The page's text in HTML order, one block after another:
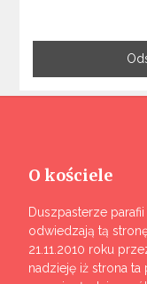
O kościele
Duszpasterze
odwiedzają tą
21.11.2010 roku
nadzieję iż strona